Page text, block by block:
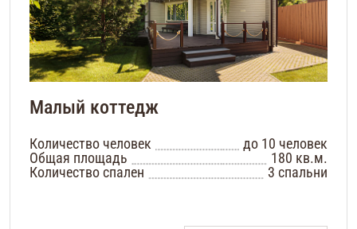
Малый коттедж
Количество человек
до 10 человек
Общая площадь
180 кв.м.
Количество спален
3 спальни